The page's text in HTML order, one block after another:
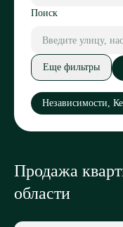
Поиск
Еще фильтры
Независимости,
Продажа
области